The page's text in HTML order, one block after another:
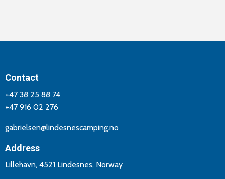
Contact
+47 38 25 88 74
+47 916 02 276
gabrielsen@lindesnescamping.no
Address
Lillehavn, 4521 Lindesnes, Norway